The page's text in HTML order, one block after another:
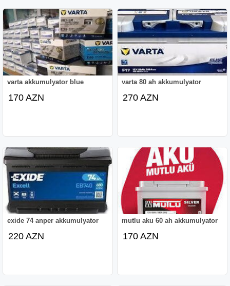
varta akkumulyator blue
170 AZN
varta 80 ah akkumulyator
270 AZN
exide 74 anper akkumulyator
220 AZN
mutlu aku 60 ah akkumulyator
170 AZN